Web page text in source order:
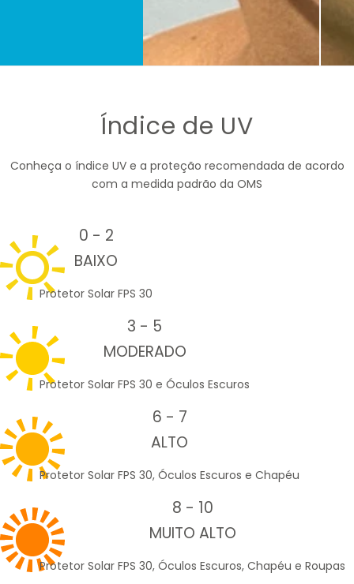
Índice de UV
Conheça o índice UV e a proteção recomendada de acordo
com a medida padrão da OMS
0 - 2
BAIXO
Protetor Solar FPS 30
3 - 5
MODERADO
Protetor Solar FPS 30 e Óculos Escuros
6 - 7
ALTO
Protetor Solar FPS 30, Óculos Escuros e Chapéu
8 - 10
MUITO ALTO
Protetor Solar FPS 30, Óculos Escuros, Chapéu e Roupas